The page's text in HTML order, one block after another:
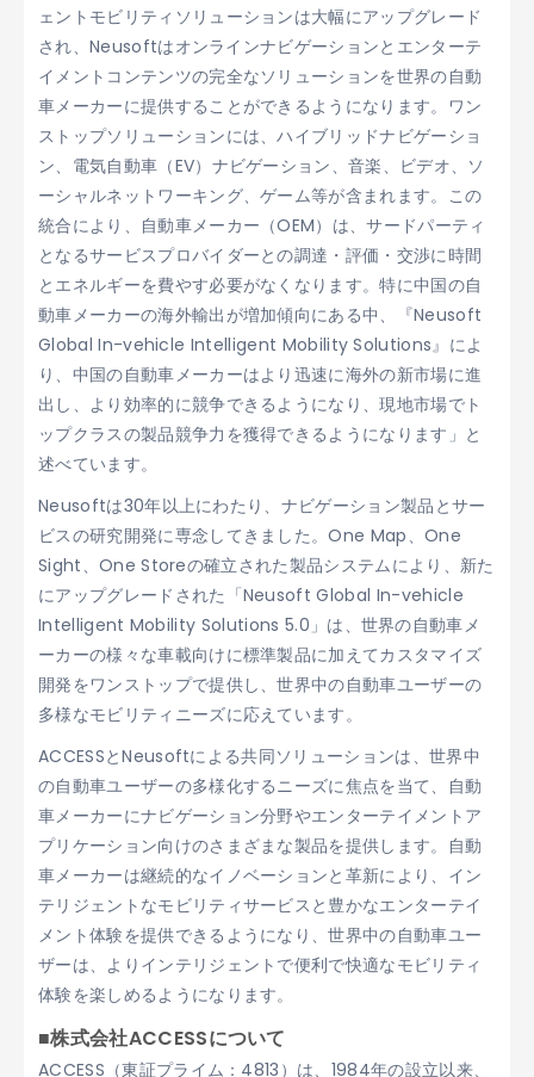
ェントモビリティソリューションは大幅にアップグレード
され、Neusoftはオンラインナビゲーションとエンターテ
イメントコンテンツの完全なソリューションを世界の自動
車メーカーに提供することができるようになります。ワン
ストップソリューションには、ハイブリッドナビゲーショ
ン、電気自動車（EV）ナビゲーション、音楽、ビデオ、ソ
ーシャルネットワーキング、ゲーム等が含まれます。この
統合により、自動車メーカー（OEM）は、サードパーティ
となるサービスプロバイダーとの調達・評価・交渉に時間
とエネルギーを費やす必要がなくなります。特に中国の自
動車メーカーの海外輸出が増加傾向にある中、『Neusoft
Global In-vehicle Intelligent Mobility Solutions』によ
り、中国の自動車メーカーはより迅速に海外の新市場に進
出し、より効率的に競争できるようになり、現地市場でト
ップクラスの製品競争力を獲得できるようになります」と
述べています。
Neusoftは30年以上にわたり、ナビゲーション製品とサー
ビスの研究開発に専念してきました。One Map、One
Sight、One Storeの確立された製品システムにより、新た
にアップグレードされた「Neusoft Global In-vehicle
Intelligent Mobility Solutions 5.0」は、世界の自動車メ
ーカーの様々な車載向けに標準製品に加えてカスタマイズ
開発をワンストップで提供し、世界中の自動車ユーザーの
多様なモビリティニーズに応えています。
ACCESSとNeusoftによる共同ソリューションは、世界中
の自動車ユーザーの多様化するニーズに焦点を当て、自動
車メーカーにナビゲーション分野やエンターテイメントア
プリケーション向けのさまざまな製品を提供します。自動
車メーカーは継続的なイノベーションと革新により、イン
テリジェントなモビリティサービスと豊かなエンターテイ
メント体験を提供できるようになり、世界中の自動車ユー
ザーは、よりインテリジェントで便利で快適なモビリティ
体験を楽しめるようになります。
■株式会社ACCESSについて
ACCESS（東証プライム：4813）は、1984年の設立以来、